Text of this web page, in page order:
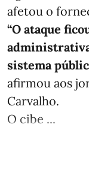
afetou o
“O ataque
sistema
afirmou aos
Carvalho.
O cibe ...